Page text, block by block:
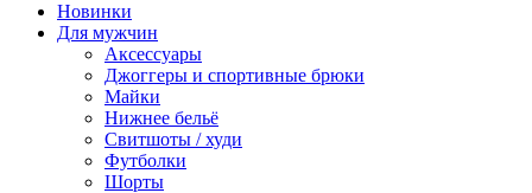
Новинки
Для мужчин
Аксессуары
Джоггеры и спортивные брюки
Майки
Нижнее бельё
Свитшоты / худи
Футболки
Шорты